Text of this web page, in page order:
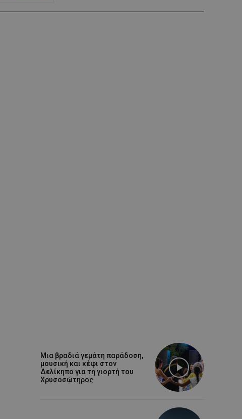
Μια βραδιά γεμάτη παράδοση,
μουσική και κέφι στον
Δελίκηπο για τη γιορτή του
Χρυσοσώτηρος